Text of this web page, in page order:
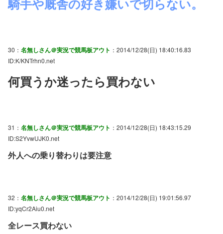
30： 名無しさん＠実況で競馬板アウト ：2014/12/28(日) 18:40:16.83
ID:K/KNTrhn0.net
何買うか迷ったら買わない
31： 名無しさん＠実況で競馬板アウト ：2014/12/28(日) 18:43:15.29
ID:S2YvwUJK0.net
外人への乗り替わりは要注意
32： 名無しさん＠実況で競馬板アウト ：2014/12/28(日) 19:01:56.97
ID:yqCr2Aiu0.net
全レース買わない